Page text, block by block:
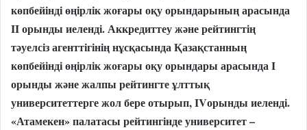
көпбейінді өңірлік жоғары оқу орындарының арасында
II орынды иеленді. Аккредиттеу және рейтингтің
тәуелсіз агенттігінің нұсқасында Қазақстанның
көпбейінді өңірлік жоғары оқу орындары арасында I
орынды және жалпы рейтингте ұлттық
университеттерге жол бере отырып, IVорынды иеленді.
«Атамекен» палатасы рейтингінде университет –